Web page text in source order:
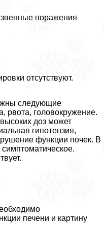
поражения
отсутствуют.
следующие
рвота, головокружение.
доз может
гипотензия,
функции почек. В
печени и картину